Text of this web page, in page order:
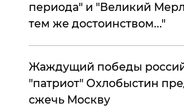
периода" и "Великий
тем же достоинством..."
Жаждущий победы
"патриот" Охлобыстин
сжечь Москву